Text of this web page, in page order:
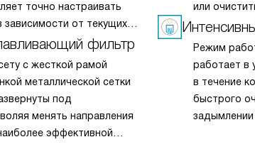
точно настраивать
зависимости от текущих
при медленном
фильтр
с жесткой рамой
металлической сетки
под
менять направления
эффективной
или
Режим
работает в
в течение
быстрого
задымлении